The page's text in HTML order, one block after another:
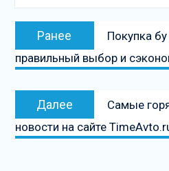
Навигация
записям
Ранее
запись:
Покупка
правильный выбор и
Далее
Следующая
Самые
новости на сайте